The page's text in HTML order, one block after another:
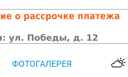
ФОТОГАЛЕРЕЯ